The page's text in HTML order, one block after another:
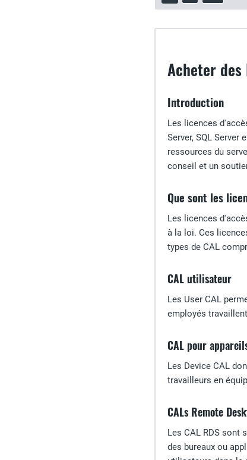
Acheter
Introduction
Les licences
Server, SQL
ressources du
conseil et un
Que sont les
Les licences
à la loi. Ces
types de CAL
CAL utilisateur
Les User CAL
employés
CAL pour
Les Device CAL
travailleurs en
CALs Remote
Les CAL RDS sont
des bureaux ou